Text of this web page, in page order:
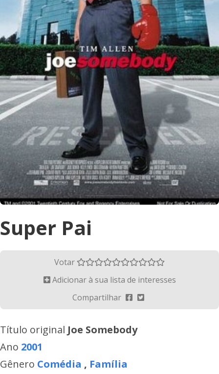
Super Pai
Votar
Adicionar à sua lista de interesses
Compartilhar
Título original Joe Somebody
Ano 2001
Gênero Comédia , Família